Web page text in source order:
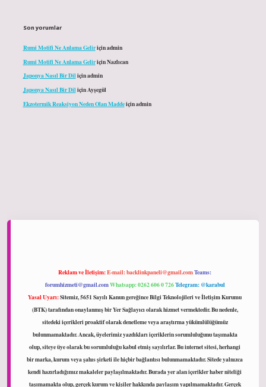
Son yorumlar
Rumi Motifi Ne Anlama Geliriçinadmin
Rumi Motifi Ne Anlama GeliriçinNazlıcan
Japonya Nasıl Bir Diliçinadmin
Japonya Nasıl Bir DiliçinAyşegül
Ekzotermik Reaksiyon Neden Olan Maddeiçinadmin
Reklam ve İletişim:E-mail:backlinkpaneli@gmail.comTeams:
forumhizmeti@gmail.comWhatsapp: 0262 606 0 726Telegram: @karabul
Yasal Uyarı:Sitemiz, 5651 Sayılı Kanun gereğince Bilgi Teknolojileri ve İletişim Kurumu
(BTK) tarafından onaylanmış bir Yer Sağlayıcı olarak hizmet vermektedir. Bu nedenle,
sitedeki içerikleri proaktif olarak denetleme veya araştırma yükümlülüğümüz
bulunmamaktadır. Ancak, üyelerimiz yazdıkları içeriklerin sorumluluğunu taşımakta
olup, siteye üye olarak bu sorumluluğu kabul etmiş sayılırlar. Bu internet sitesi, herhangi
bir marka, kurum veya şahıs şirketi ile hiçbir bağlantısı bulunmamaktadır. Sitede yalnızca
kendi hazırladığımız makaleler paylaşılmaktadır. Burada yer alan içerikler haber niteliği
taşımamakta olup, gerçek kurum ve kişiler hakkında paylaşım yapılmamaktadır. Gerçek